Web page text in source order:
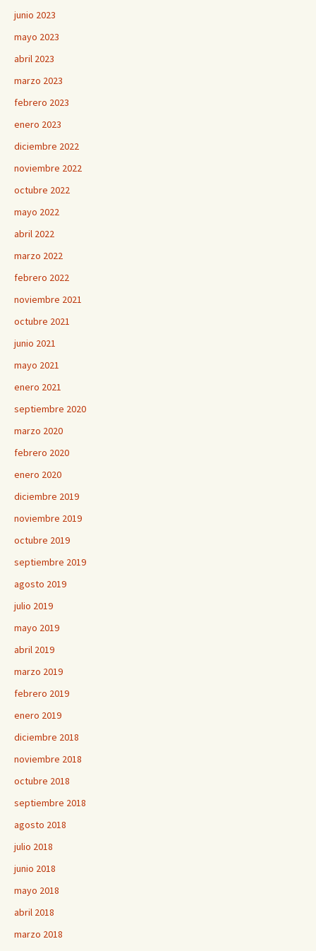
junio 2023
mayo 2023
abril 2023
marzo 2023
febrero 2023
enero 2023
diciembre 2022
noviembre 2022
octubre 2022
mayo 2022
abril 2022
marzo 2022
febrero 2022
noviembre 2021
octubre 2021
junio 2021
mayo 2021
enero 2021
septiembre 2020
marzo 2020
febrero 2020
enero 2020
diciembre 2019
noviembre 2019
octubre 2019
septiembre 2019
agosto 2019
julio 2019
mayo 2019
abril 2019
marzo 2019
febrero 2019
enero 2019
diciembre 2018
noviembre 2018
octubre 2018
septiembre 2018
agosto 2018
julio 2018
junio 2018
mayo 2018
abril 2018
marzo 2018